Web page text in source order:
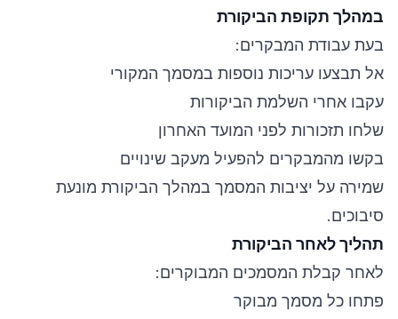
במהלך תקופת הביקורת
בעת עבודת המבקרים:
אל תבצעו עריכות נוספות במסמך המקורי
עקבו אחרי השלמת הביקורות
שלחו תזכורות לפני המועד האחרון
בקשו מהמבקרים להפעיל מעקב שינויים
שמירה על יציבות המסמך במהלך הביקורת מונעת
סיבוכים.
תהליך לאחר הביקורת
לאחר קבלת המסמכים המבוקרים:
פתחו כל מסמך מבוקר